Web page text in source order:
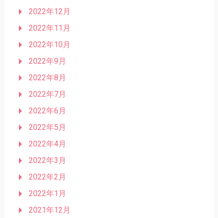
2022年12月
2022年11月
2022年10月
2022年9月
2022年8月
2022年7月
2022年6月
2022年5月
2022年4月
2022年3月
2022年2月
2022年1月
2021年12月